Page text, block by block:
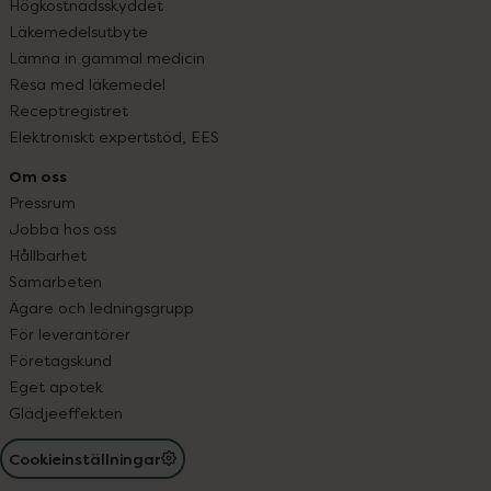
Högkostnadsskyddet
Läkemedelsutbyte
Lämna in gammal medicin
Resa med läkemedel
Receptregistret
Elektroniskt expertstöd, EES
Om oss
Pressrum
Jobba hos oss
Hållbarhet
Samarbeten
Ägare och ledningsgrupp
För leverantörer
Företagskund
Eget apotek
Glädjeeffekten
Cookieinställningar